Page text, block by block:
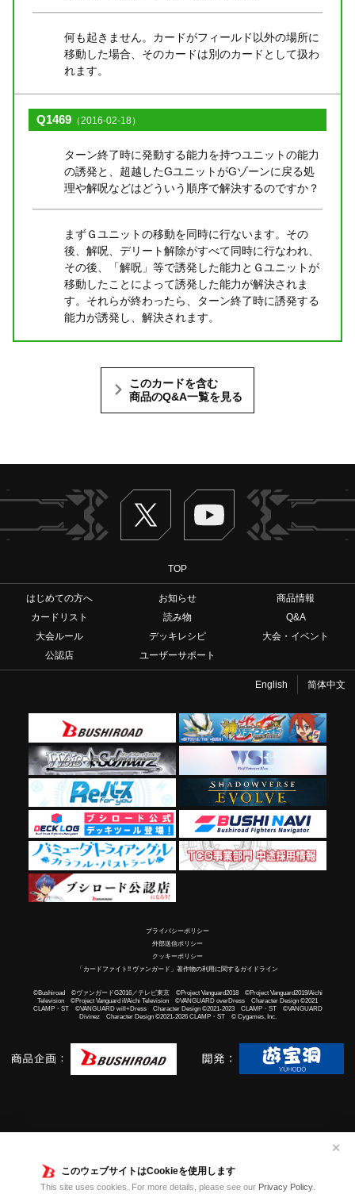
このウェブサイトはCookieを使用します
This site uses cookies. For more details, please see our Privacy Policy.
✕
何も起きません。カードがフィールド以外の場所に
移動した場合、そのカードは別のカードとして扱わ
れます。
Q1469 （2016-02-18）
ターン終了時に発動する能力を持つユニットの能力
の誘発と、超越したGユニットがGゾーンに戻る処
理や解呪などはどういう順序で解決するのですか？
まずＧユニットの移動を同時に行ないます。その
後、解呪、デリート解除がすべて同時に行なわれ、
その後、「解呪」等で誘発した能力とＧユニットが
移動したことによって誘発した能力が解決されま
す。それらが終わったら、ターン終了時に誘発する
能力が誘発し、解決されます。
このカードを含む
商品のQ&A一覧を見る
Twitter ヴァンガードch
TOP
はじめての方へ お知らせ
商品情報
カードリスト
読み物
Q&A
大会ルール
デッキレシピ
大会・イベント
公認店
ユーザーサポート
English 简体中文
プライバシーポリシー
外部送信ポリシー
クッキーポリシー
「カードファイト!! ヴァンガード」著作物の利用に関するガイドライン
©Bushiroad ©ヴァンガードG2016／テレビ東京 ©Project Vanguard2018 ©Project Vanguard2019/Aichi
Television ©Project Vanguard if/Aichi Television ©VANGUARD overDress Character Design ©2021
CLAMP・ST ©VANGUARD will+Dress Character Design ©2021-2023 CLAMP・ST ©VANGUARD
Divinez Character Design ©2021-2026 CLAMP・ST © Cygames, Inc.